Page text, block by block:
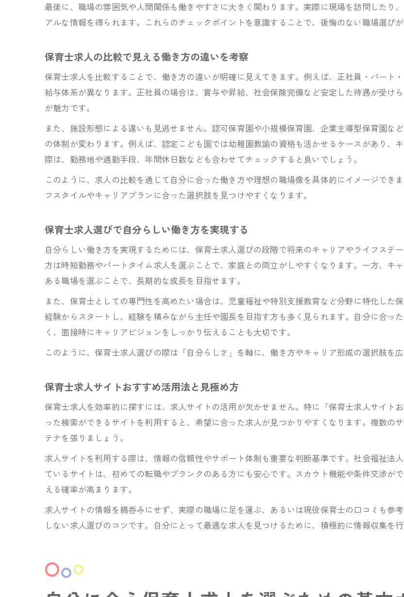
保育士求人サイトおすすめ活用術を伝授
保育士求人の応募前に確認すべき情報と
長く働ける保育士求人に共通する特徴とは
長く続く保育士求人の共通ポイントを解
保育士求人で定着率の高い職場を選ぶコ
保育士求人の離職率や働きやすさを見極
保育士求人選択で長期安定を目指す方法
最後に、職場の雰囲気や人間関係も働きやすさに大きく関わります。実際に現場を訪問したり
アルな情報を得られます。これらのチェックポイントを意識することで、後悔のない職場選びが
保育士求人の比較で見える働き方の違いを考察
保育士求人を比較することで、働き方の違いが明確に見えてきます。例えば、正社員・パート
給与体系が異なります。正社員の場合は、賞与や昇給、社会保険完備など安定した待遇が受け
が魅力です。
また、施設形態による違いも見逃せません。認可保育園や小規模保育園、企業主導型保育園な
の体制が変わります。例えば、認定こども園では幼稚園教諭の資格も活かせるケースがあり、
際は、勤務地や通勤手段、年間休日数なども合わせてチェックすると良いでしょう。
このように、求人の比較を通じて自分に合った働き方や理想の職場像を具体的にイメージでき
フスタイルやキャリアプランに合った選択肢を見つけやすくなります。
保育士求人選びで自分らしい働き方を実現する
自分らしい働き方を実現するためには、保育士求人選びの段階で将来のキャリアやライフステ
方は時短勤務やパートタイム求人を選ぶことで、家庭との両立がしやすくなります。一方、キ
ある職場を選ぶことで、長期的な成長を目指せます。
また、保育士としての専門性を高めたい場合は、児童福祉や特別支援教育など分野に特化した
経験からスタートし、経験を積みながら主任や園長を目指す方も多く見られます。自分に合っ
く、面接時にキャリアビジョンをしっかり伝えることも大切です。
このように、保育士求人選びの際は「自分らしさ」を軸に、働き方やキャリア形成の選択肢を
保育士求人サイトおすすめ活用法と見極め方
保育士求人を効率的に探すには、求人サイトの活用が欠かせません。特に「保育士求人サイト
った検索ができるサイトを利用すると、希望に合った求人が見つかりやすくなります。複数の
テナを張りましょう。
求人サイトを利用する際は、情報の信頼性やサポート体制も重要な判断基準です。社会福祉法
ているサイトは、初めての転職やブランクのある方にも安心です。スカウト機能や条件交渉が
える確率が高まります。
求人サイトの情報を鵜呑みにせず、実際の職場に足を運ぶ、あるいは現役保育士の口コミも参
しない求人選びのコツです。自分にとって最適な求人を見つけるために、積極的に情報収集を行